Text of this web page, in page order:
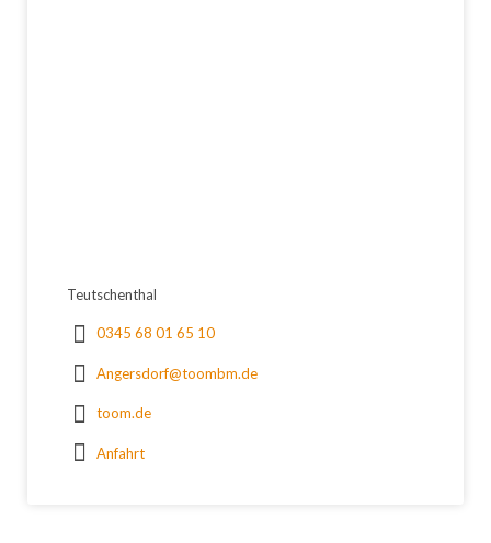
Teutschenthal
0345 68 01 65 10
Angersdorf@toombm.de
toom.de
Anfahrt